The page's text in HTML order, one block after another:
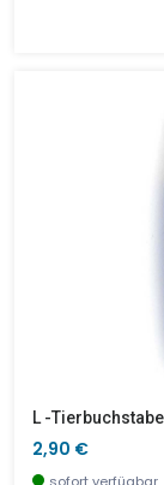
L -Tierbuchstabe
2,90 €
sofort verfügbar